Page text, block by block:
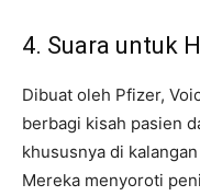
4. Suara untuk
Dibuat oleh Pfizer,
berbagi kisah pasien
khususnya di
Mereka menyoroti